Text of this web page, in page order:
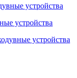
устройства
устройства
устройства